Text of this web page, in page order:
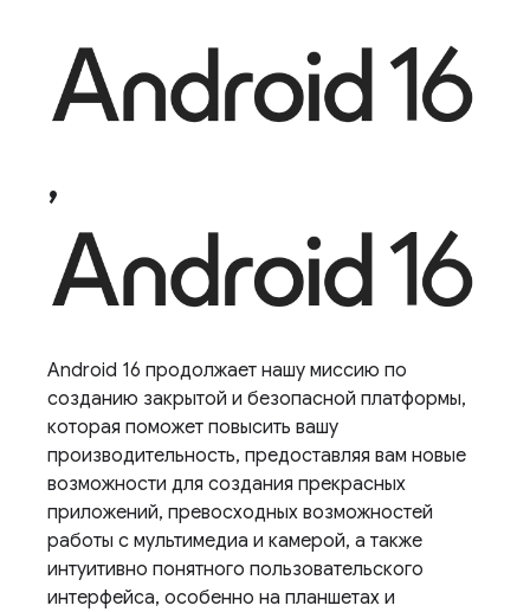
,
Android 16 продолжает нашу миссию по
созданию закрытой и безопасной платформы,
которая поможет повысить вашу
производительность, предоставляя вам новые
возможности для создания прекрасных
приложений, превосходных возможностей
работы с мультимедиа и камерой, а также
интуитивно понятного пользовательского
интерфейса, особенно на планшетах и ​​